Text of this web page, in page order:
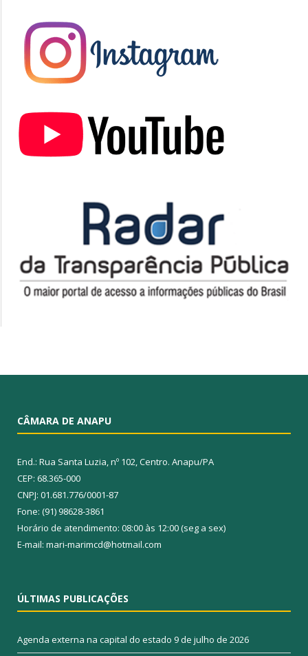
CÂMARA DE ANAPU
End.: Rua Santa Luzia, nº 102, Centro. Anapu/PA
CEP: 68.365-000
CNPJ: 01.681.776/0001-87
Fone: (91) 98628-3861
Horário de atendimento: 08:00 às 12:00 (seg a sex)
E-mail: mari-marimcd@hotmail.com
ÚLTIMAS PUBLICAÇÕES
Agenda externa na capital do estado 9 de julho de 2026